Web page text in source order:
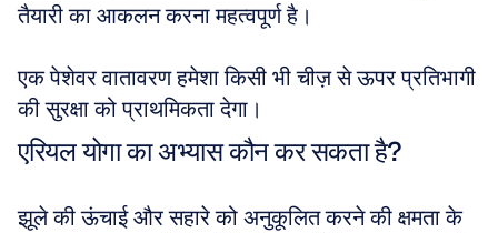
तैयारी का आकलन करना महत्वपूर्ण है।
एक पेशेवर वातावरण हमेशा किसी भी चीज़ से ऊपर प्रतिभागी
की सुरक्षा को प्राथमिकता देगा।
एरियल योगा का अभ्यास कौन कर सकता है?
झूले की ऊंचाई और सहारे को अनुकूलित करने की क्षमता के